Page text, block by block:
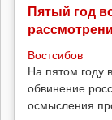
Пятый год
Востсибов
На пятом году
обвинение
осмысления